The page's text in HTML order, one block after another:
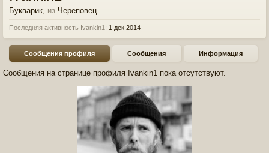
Букварик, из Череповец
Последняя активность Ivankin1: 1 дек 2014
Сообщения профиля Сообщения Информация
Сообщения на странице профиля Ivankin1 пока отсутствуют.